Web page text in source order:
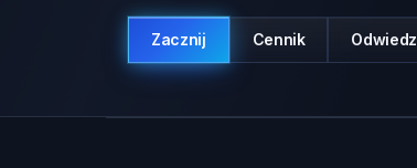
Zacznij Cennik Odwiedz